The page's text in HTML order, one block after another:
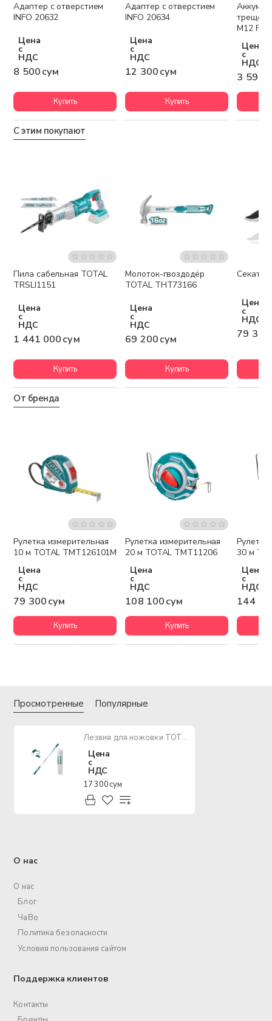
Адаптер с отверстием
INFO 20632
Цена
с
НДС
8 500 сум
Купить
Адаптер с отверстием
INFO 20634
Цена
с
НДС
12 300 сум
Купить
M12
Цена
с
НДС
3 590
С этим покупают
Бесплатная доставка
Пила сабельная TOTAL
TRSLI1151
Цена
с
НДС
1 441 000 сум
Купить
Молоток-гвоздодёр
TOTAL THT73166
Цена
с
НДС
69 200 сум
Купить
Цена
с
НДС
79 300
От бренда
Рулетка измерительная
10 м TOTAL TMT126101M
Цена
с
НДС
79 300 сум
Купить
Рулетка измерительная
20 м TOTAL TMT11206
Цена
с
НДС
108 100 сум
Купить
30 м
Цена
с
НДС
144
Просмотренные Популярные
Лезвия для ножовки TOTAL THT571246
Цена
с
НДС
17 300 сум
О нас
О нас
Блог
ЧаВо
Политика безопасности
Условия пользования сайтом
Поддержка клиентов
Контакты